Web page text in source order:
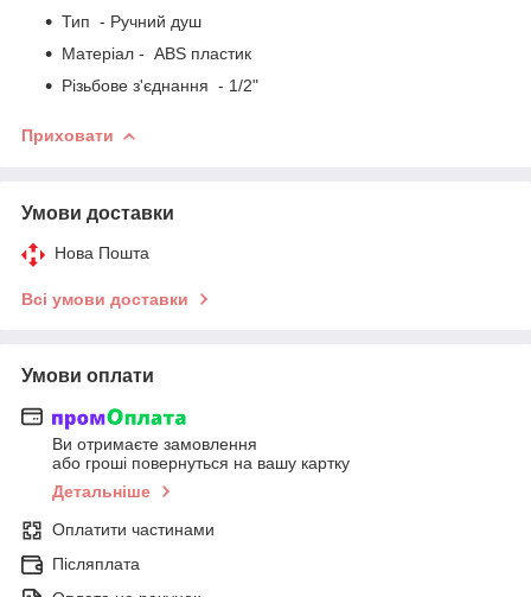
Тип - Ручний душ
Матеріал - ABS пластик
Різьбове з'єднання - 1/2"
Приховати
Умови доставки
Нова Пошта
Всі умови доставки
Умови оплати
Ви отримаєте замовлення
або гроші повернуться на вашу картку
Детальніше
Оплатити частинами
Післяплата